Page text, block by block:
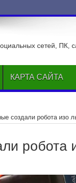
сетей, ПК,
КАРТА САЙТА
создали робота изо
робота